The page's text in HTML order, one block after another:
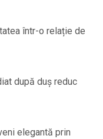
într-o relație de
după duș reduc
elegantă prin